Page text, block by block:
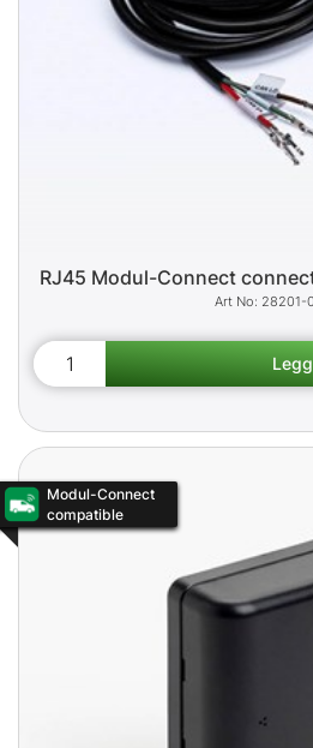
RJ45 Modul-Connect
28201-
Modul-Connect
compatible